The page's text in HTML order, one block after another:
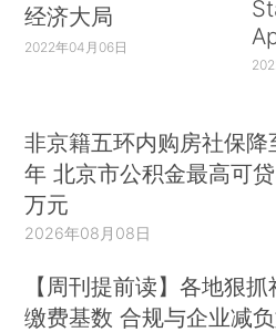
经济大局
2022年04月06日
非京籍五环内购房社保降
年 北京市公积金最高可
万元
2026年08月08日
【周刊提前读】各地狠抓
缴费基数 合规与企业减